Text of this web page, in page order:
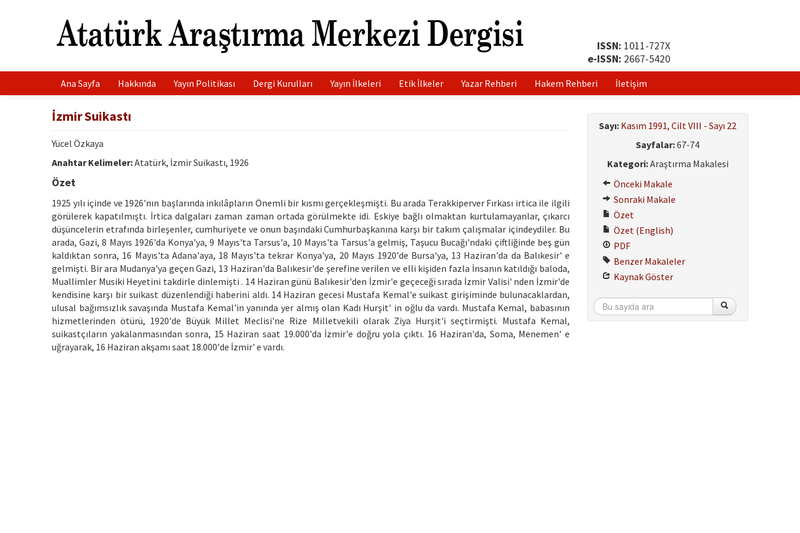
ISSN: 1011-727X
e-ISSN: 2667-5420
Ana Sayfa Hakkında Yayın Politikası Dergi Kurulları Yayın İlkeleri Etik İlkeler Yazar Rehberi Hakem Rehberi İletişim
İzmir Suikastı
Yücel Özkaya
Anahtar Kelimeler:Atatürk, İzmir Suikastı, 1926
Özet
1925 yılı içinde ve 1926'nın başlarında inkılâpların Önemli bir kısmı gerçekleşmişti. Bu arada Terakkiperver Fırkası irtica ile ilgili
görülerek kapatılmıştı. İrtica dalgaları zaman zaman ortada görülmekte idi. Eskiye bağlı olmaktan kurtulamayanlar, çıkarcı
düşüncelerin etrafında birleşenler, cumhuriyete ve onun başındaki Cumhurbaşkanına karşı bir takım çalışmalar içindeydiler. Bu
arada, Gazi, 8 Mayıs 1926'da Konya'ya, 9 Mayıs'ta Tarsus'a, 10 Mayıs'ta Tarsus'a gelmiş, Taşucu Bucağı'ndaki çiftliğinde beş gün
kaldıktan sonra, 16 Mayıs'ta Adana'aya, 18 Mayıs'ta tekrar Konya'ya, 20 Mayıs 1920'de Bursa'ya, 13 Haziran'da da Balıkesir' e
gelmişti. Bir ara Mudanya'ya geçen Gazi, 13 Haziran'da Balıkesir'de şerefine verilen ve elli kişiden fazla İnsanın katıldığı baloda,
Muallimler Musiki Heyetini takdirle dinlemişti . 14 Haziran günü Balıkesir'den İzmir'e geçeceği sırada İzmir Valisi' nden İzmir'de
kendisine karşı bir suikast düzenlendiği haberini aldı. 14 Haziran gecesi Mustafa Kemal'e suikast girişiminde bulunacaklardan,
ulusal bağımsızlık savaşında Mustafa Kemal'in yanında yer almış olan Kadı Hurşit' in oğlu da vardı. Mustafa Kemal, babasının
hizmetlerinden ötürü, 1920'de Büyük Millet Meclisi'ne Rize Milletvekili olarak Ziya Hurşit'i seçtirmişti. Mustafa Kemal,
suikastçıların yakalanmasından sonra, 15 Haziran saat 19.000'da İzmir'e doğru yola çıktı. 16 Haziran'da, Soma, Menemen' e
uğrayarak, 16 Haziran akşamı saat 18.000'de İzmir' e vardı.
Sayı: Kasım 1991, Cilt VIII - Sayı 22
Sayfalar:67-74
Kategori:Araştırma Makalesi
Önceki Makale
Sonraki Makale
Özet
Özet (English)
PDF
Benzer Makaleler
Kaynak Göster